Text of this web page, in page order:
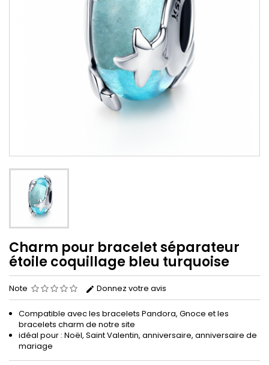
Charm pour bracelet séparateur
étoile coquillage bleu turquoise
Note Donnez votre avis
Compatible avec les bracelets Pandora, Gnoce et les
bracelets charm de notre site
idéal pour : Noël, Saint Valentin, anniversaire, anniversaire de
mariage